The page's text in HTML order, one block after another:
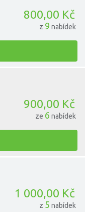
800,00 Kč
z 9 nabídek
900,00 Kč
ze 6 nabídek
1 000,00 Kč
z 5 nabídek